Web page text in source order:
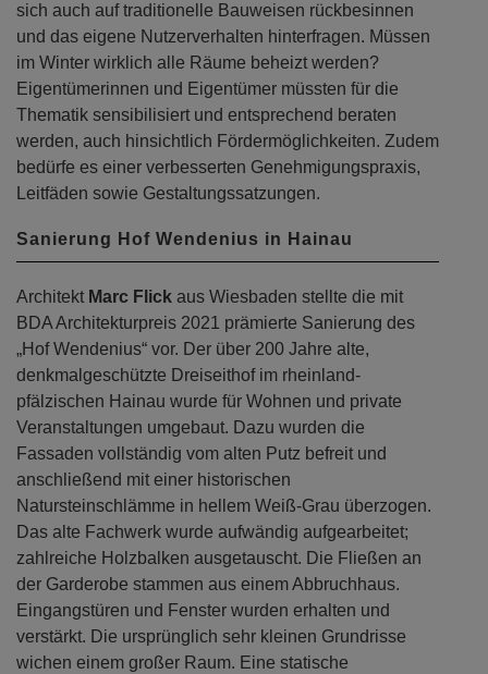
sich auch auf traditionelle Bauweisen rückbesinnen
und das eigene Nutzerverhalten hinterfragen. Müssen
im Winter wirklich alle Räume beheizt werden?
Eigentümerinnen und Eigentümer müssten für die
Thematik sensibilisiert und entsprechend beraten
werden, auch hinsichtlich Fördermöglichkeiten. Zudem
bedürfe es einer verbesserten Genehmigungspraxis,
Leitfäden sowie Gestaltungssatzungen.
Sanierung Hof Wendenius in Hainau
Architekt Marc Flick aus Wiesbaden stellte die mit
BDA Architekturpreis 2021 prämierte Sanierung des
„Hof Wendenius“ vor. Der über 200 Jahre alte,
denkmalgeschützte Dreiseithof im rheinland-
pfälzischen Hainau wurde für Wohnen und private
Veranstaltungen umgebaut. Dazu wurden die
Fassaden vollständig vom alten Putz befreit und
anschließend mit einer historischen
Natursteinschlämme in hellem Weiß-Grau überzogen.
Das alte Fachwerk wurde aufwändig aufgearbeitet;
zahlreiche Holzbalken ausgetauscht. Die Fließen an
der Garderobe stammen aus einem Abbruchhaus.
Eingangstüren und Fenster wurden erhalten und
verstärkt. Die ursprünglich sehr kleinen Grundrisse
wichen einem großer Raum. Eine statische